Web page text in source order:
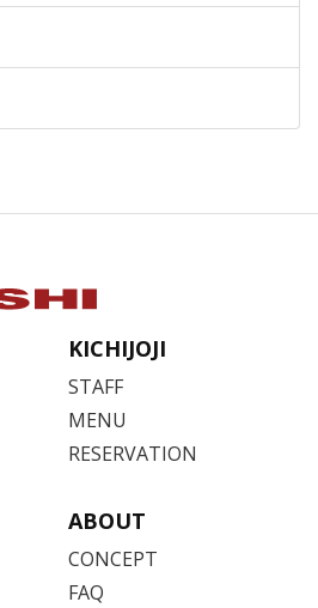
KICHIJOJI
STAFF
MENU
RESERVATION
ABOUT
CONCEPT
FAQ